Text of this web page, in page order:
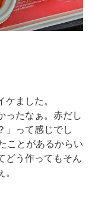
ました。
ったなぁ。赤だし
」って感じでし
ことがあるからい
どう作ってもそん